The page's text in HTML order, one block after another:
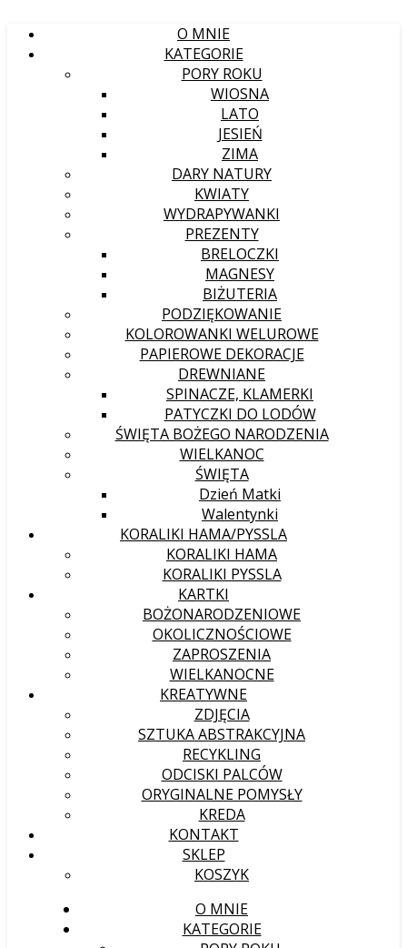
O MNIE
KATEGORIE
PORY ROKU
WIOSNA
LATO
JESIEŃ
ZIMA
DARY NATURY
KWIATY
WYDRAPYWANKI
PREZENTY
BRELOCZKI
MAGNESY
BIŻUTERIA
PODZIĘKOWANIE
KOLOROWANKI WELUROWE
PAPIEROWE DEKORACJE
DREWNIANE
SPINACZE, KLAMERKI
PATYCZKI DO LODÓW
ŚWIĘTA BOŻEGO NARODZENIA
WIELKANOC
ŚWIĘTA
Dzień Matki
Walentynki
KORALIKI HAMA/PYSSLA
KORALIKI HAMA
KORALIKI PYSSLA
KARTKI
BOŻONARODZENIOWE
OKOLICZNOŚCIOWE
ZAPROSZENIA
WIELKANOCNE
KREATYWNE
ZDJĘCIA
SZTUKA ABSTRAKCYJNA
RECYKLING
ODCISKI PALCÓW
ORYGINALNE POMYSŁY
KREDA
KONTAKT
SKLEP
KOSZYK
O MNIE
KATEGORIE